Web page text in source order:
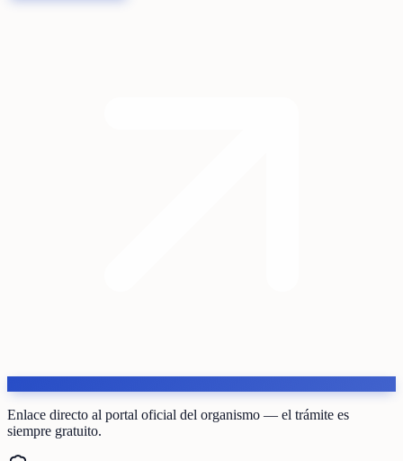
Enlace directo al portal oficial del organismo — el trámite es
siempre gratuito.